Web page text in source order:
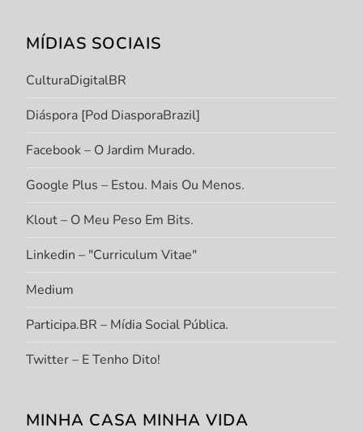
MÍDIAS SOCIAIS
CulturaDigitalBR
Diáspora [Pod DiasporaBrazil]
Facebook – O Jardim Murado.
Google Plus – Estou. Mais Ou Menos.
Klout – O Meu Peso Em Bits.
Linkedin – "Curriculum Vitae"
Medium
Participa.BR – Mídia Social Pública.
Twitter – E Tenho Dito!
MINHA CASA MINHA VIDA